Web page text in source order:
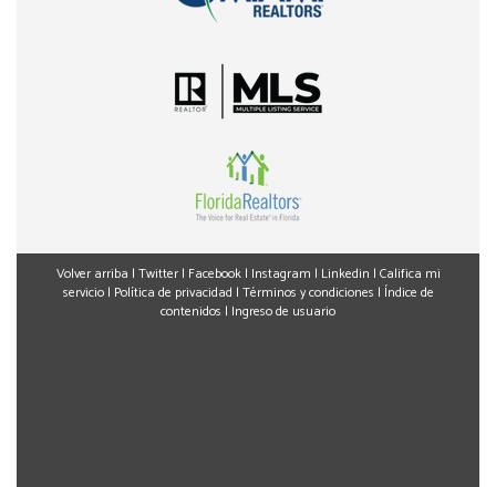
Volver arriba | Twitter| Facebook| Instagram | Linkedin | Califica mi
servicio| Política de privacidad | Términos y condiciones | Índice de
contenidos | Ingreso de usuario